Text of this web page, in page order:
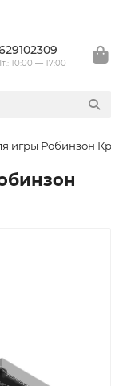
10:00 — 17:00
игры Робинзон